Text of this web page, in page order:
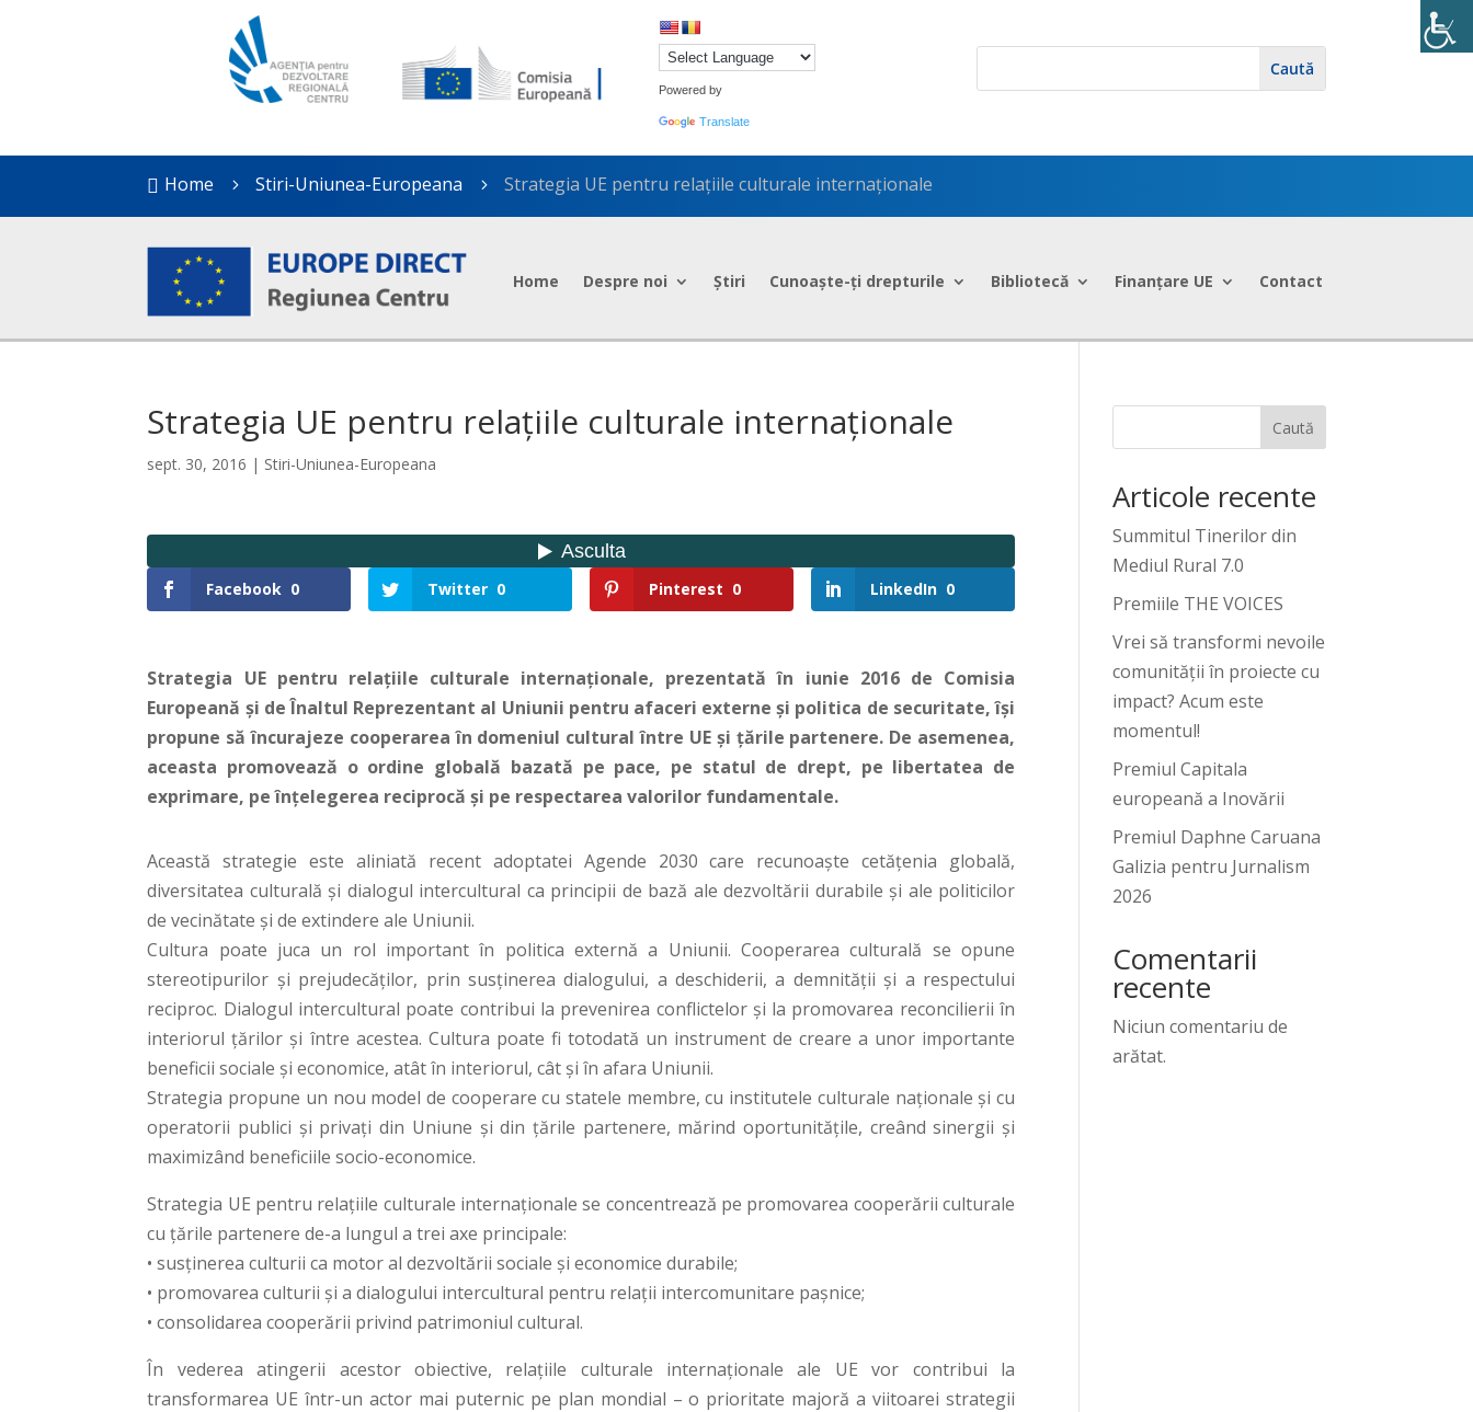
Powered by
Translate
 Home 5 Stiri-Uniunea-Europeana 5 Strategia UE pentru relațiile culturale internaționale
Home Despre noi Știri Cunoaște-ți drepturile Bibliotecă Finanțare UE Contact
Strategia UE pentru relațiile culturale internaționale
sept. 30, 2016 | Stiri-Uniunea-Europeana
Facebook 0 Twitter 0 Pinterest 0 LinkedIn 0
Strategia UE pentru relațiile culturale internaționale, prezentată în iunie 2016 de Comisia
Europeană și de Înaltul Reprezentant al Uniunii pentru afaceri externe și politica de securitate, își
propune să încurajeze cooperarea în domeniul cultural între UE și țările partenere. De asemenea,
aceasta promovează o ordine globală bazată pe pace, pe statul de drept, pe libertatea de
exprimare, pe înțelegerea reciprocă și pe respectarea valorilor fundamentale.
Această strategie este aliniată recent adoptatei Agende 2030 care recunoaște cetățenia globală,
diversitatea culturală și dialogul intercultural ca principii de bază ale dezvoltării durabile și ale politicilor
de vecinătate și de extindere ale Uniunii.
Cultura poate juca un rol important în politica externă a Uniunii. Cooperarea culturală se opune
stereotipurilor și prejudecăților, prin susținerea dialogului, a deschiderii, a demnității și a respectului
reciproc. Dialogul intercultural poate contribui la prevenirea conflictelor și la promovarea reconcilierii în
interiorul țărilor și între acestea. Cultura poate fi totodată un instrument de creare a unor importante
beneficii sociale și economice, atât în interiorul, cât și în afara Uniunii.
Strategia propune un nou model de cooperare cu statele membre, cu institutele culturale naționale și cu
operatorii publici și privați din Uniune și din țările partenere, mărind oportunitățile, creând sinergii și
maximizând beneficiile socio-economice.
Strategia UE pentru relațiile culturale internaționale se concentrează pe promovarea cooperării culturale
cu țările partenere de-a lungul a trei axe principale:
• susținerea culturii ca motor al dezvoltării sociale și economice durabile;
• promovarea culturii și a dialogului intercultural pentru relații intercomunitare pașnice;
• consolidarea cooperării privind patrimoniul cultural.
În vederea atingerii acestor obiective, relațiile culturale internaționale ale UE vor contribui la
transformarea UE într-un actor mai puternic pe plan mondial – o prioritate majoră a viitoarei strategii
Caută
Articole recente
Summitul Tinerilor din
Mediul Rural 7.0
Premiile THE VOICES
Vrei să transformi nevoile
comunității în proiecte cu
impact? Acum este
momentul!
Premiul Capitala
europeană a Inovării
Premiul Daphne Caruana
Galizia pentru Jurnalism
2026
Comentarii
recente
Niciun comentariu de
arătat.